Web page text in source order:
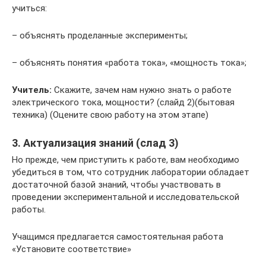
учиться:
– объяснять проделанные эксперименты;
– объяснять понятия «работа тока», «мощность тока»;
Учитель: Скажите, зачем нам нужно знать о работе
электрического тока, мощности? (слайд 2)(бытовая
техника) (Оцените свою работу на этом этапе)
3. Актуализация знаний (слад 3)
Но прежде, чем приступить к работе, вам необходимо
убедиться в том, что сотрудник лаборатории обладает
достаточной базой знаний, чтобы участвовать в
проведении экспериментальной и исследовательской
работы.
Учащимся предлагается самостоятельная работа
«Установите соответствие»